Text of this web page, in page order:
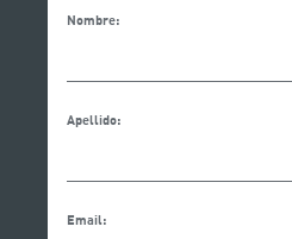
Nombre:
Apellido:
Email: